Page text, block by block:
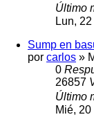
Último
Lun,
Sump en
por carlos »
0
26857
Último
Mié,